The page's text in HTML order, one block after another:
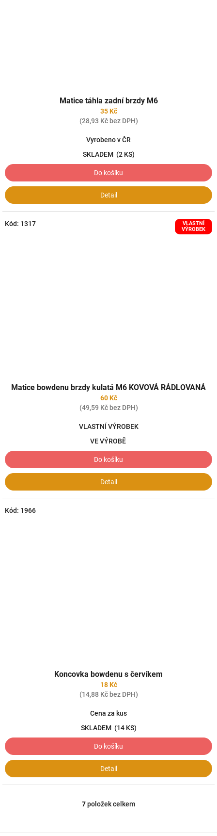
Matice táhla zadní brzdy M6
35 Kč
(28,93 Kč bez DPH)
Vyrobeno v ČR
SKLADEM (2 KS)
Do košíku
Detail
VLASTNÍ
VÝROBEK
Matice bowdenu brzdy kulatá M6 KOVOVÁ RÁDLOVANÁ
60 Kč
(49,59 Kč bez DPH)
VLASTNÍ VÝROBEK
VE VÝROBĚ
Do košíku
Detail
Kód: 1317
Koncovka bowdenu s červíkem
18 Kč
(14,88 Kč bez DPH)
Cena za kus
SKLADEM (14 KS)
Do košíku
Detail
Kód: 1966
O
7položek celkem